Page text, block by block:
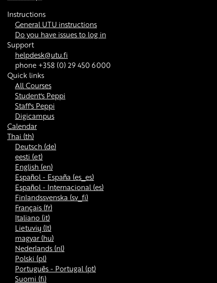
Instructions
General UTU instructions
Do you have issues to log in
Support
helpdesk@utu.fi
phone +358 (0) 29 450 6000
Quick links
All Courses
Student's Peppi
Staff's Peppi
Digicampus
Calendar
Thai ‎(th)‎
Deutsch ‎(de)‎
eesti ‎(et)‎
English ‎(en)‎
Español - España ‎(es_es)‎
Español - Internacional ‎(es)‎
Finlandssvenska ‎(sv_fi)‎
Français ‎(fr)‎
Italiano ‎(it)‎
Lietuvių ‎(lt)‎
magyar ‎(hu)‎
Nederlands ‎(nl)‎
Polski ‎(pl)‎
Português - Portugal ‎(pt)‎
Suomi ‎(fi)‎